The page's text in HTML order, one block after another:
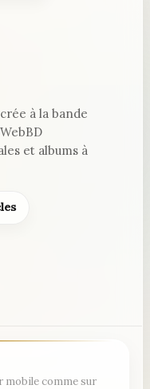
à la bande
et albums à
mobile comme sur